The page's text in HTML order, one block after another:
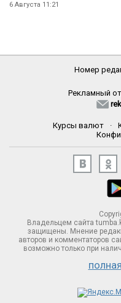
6 Августа 11:21
Номер
Рекламный
Курсы валют ·
Владельцем сайта
защищены. Мнение
авторов и комментаторов
возможно только при